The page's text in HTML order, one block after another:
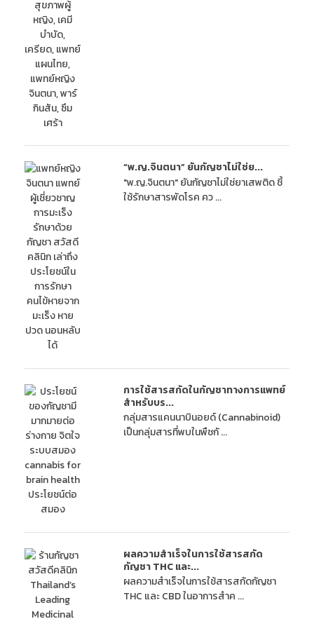
“พ.ญ.จินตนา” ยันกัญชาไม่ใช่ย...
"พ.ญ.จินตนา" ยันกัญชาไม่ใช่ยาเสพติด ชี้
ใช้รักษาสารพัดโรค คว ...
การใช้สารสกัดในกัญชาทางการแพทย์
สำหรับบร...
กลุ่มสารแคนนาบินอยด์ (Cannabinoid)
เป็นกลุ่มสารที่พบในพืชกั ...
ผลความสำเร็จในการใช้สารสกัด
กัญชา THC และ...
ผลความสำเร็จในการใช้สารสกัดกัญชา
THC และ CBD ในอาการสำค ...